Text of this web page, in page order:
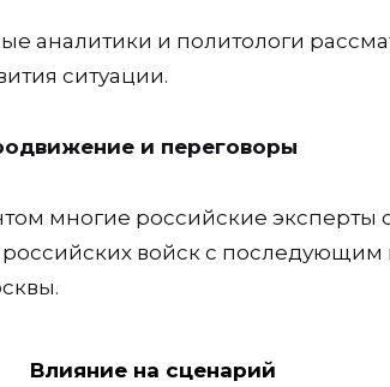
аналитики и политологи
ситуации.
и переговоры
многие российские эксперты
войск с
Влияние на сценарий